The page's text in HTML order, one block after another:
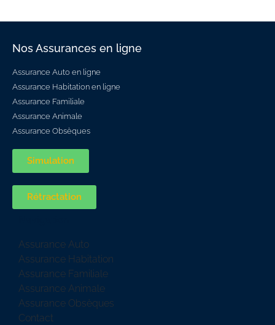
Nos Assurances en ligne
Assurance Auto en ligne
Assurance Habitation en ligne
Assurance Familiale
Assurance Animale
Assurance Obsèques
Simulation
Rétractation
Assurance Auto
Assurance Habitation
Assurance Familiale
Assurance Animale
Assurance Obsèques
Contact